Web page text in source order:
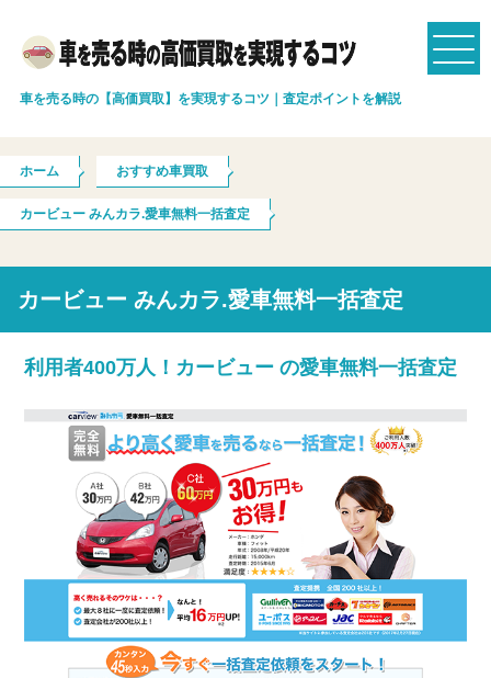
車を売る時の【高価買取】を実現するコツ｜査定ポイントを解説
ホーム おすすめ車買取
カービュー みんカラ.愛車無料一括査定
カービュー みんカラ.愛車無料一括査定
利用者400万人！カービュー の愛車無料一括査定